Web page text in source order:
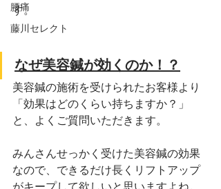
腰痛
藤川セレクト
す。
なぜ美容鍼が効くのか！？
美容鍼の施術を受けられたお客様より
「効果はどのくらい持ちますか？」
と、よくご質問いただきます。
みんさんせっかく受けた美容鍼の効果
なので、できるだけ長くリフトアップ